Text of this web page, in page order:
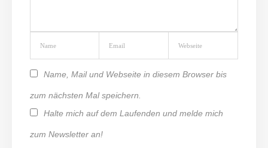
Name, Mail und Webseite in diesem Browser bis
zum nächsten Mal speichern.
Halte mich auf dem Laufenden und melde mich
zum Newsletter an!